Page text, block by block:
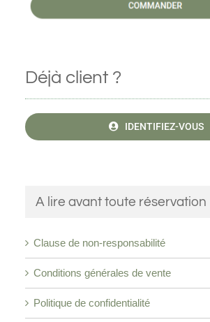
Déjà client ?
IDENTIFIEZ-VOUS
A lire avant toute réservation
Clause de non-responsabilité
Conditions générales de vente
Politique de confidentialité